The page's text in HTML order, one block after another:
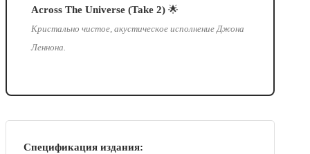
Across The Universe (Take 2) 🌟
Кристально чистое, акустическое исполнение Джона
Леннона.
Спецификация издания: